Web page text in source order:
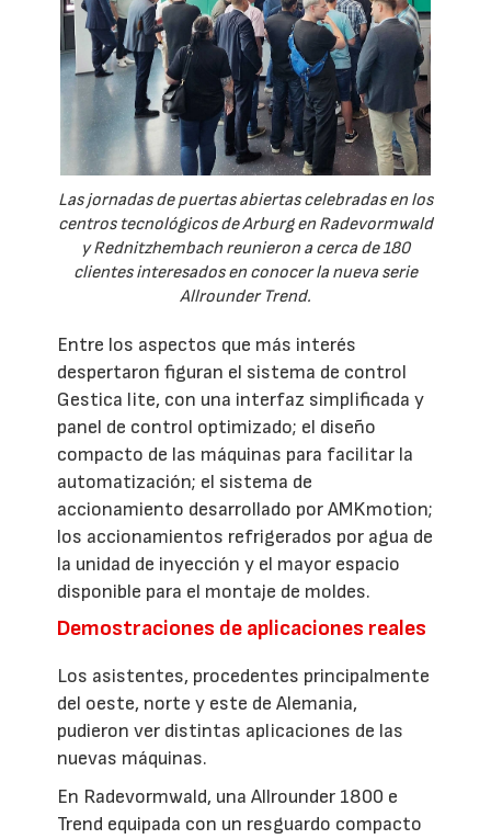
Las jornadas de puertas abiertas celebradas en los
centros tecnológicos de Arburg en Radevormwald
y Rednitzhembach reunieron a cerca de 180
clientes interesados en conocer la nueva serie
Allrounder Trend.
Entre los aspectos que más interés
despertaron figuran el sistema de control
Gestica lite, con una interfaz simplificada y
panel de control optimizado; el diseño
compacto de las máquinas para facilitar la
automatización; el sistema de
accionamiento desarrollado por AMKmotion;
los accionamientos refrigerados por agua de
la unidad de inyección y el mayor espacio
disponible para el montaje de moldes.
Demostraciones de aplicaciones reales
Los asistentes, procedentes principalmente
del oeste, norte y este de Alemania,
pudieron ver distintas aplicaciones de las
nuevas máquinas.
En Radevormwald, una Allrounder 1800 e
Trend equipada con un resguardo compacto